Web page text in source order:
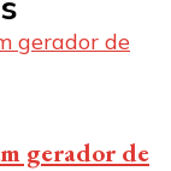
gerador de